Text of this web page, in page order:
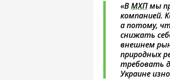
«ВМХПмы
компанией.
а потому,
снижать
внешнем
природных
требовать
Украине